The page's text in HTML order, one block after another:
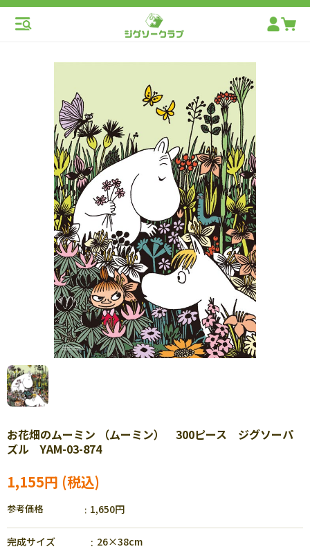
お花畑のムーミン （ムーミン） 300ピース ジグソーパ
ズル YAM-03-874
1,155円
参考価格 1,650円
完成サイズ 26×38cm